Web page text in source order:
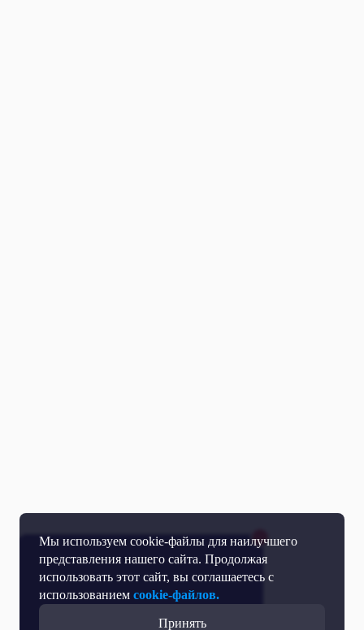
Мы используем cookie-файлы для наилучшего
представления нашего сайта. Продолжая
использовать этот сайт, вы соглашаетесь с
использованием cookie-файлов.
Принять